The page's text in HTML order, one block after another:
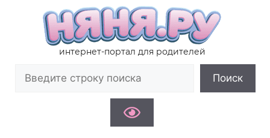
содержимому
интернет-портал для родителей
Поиск